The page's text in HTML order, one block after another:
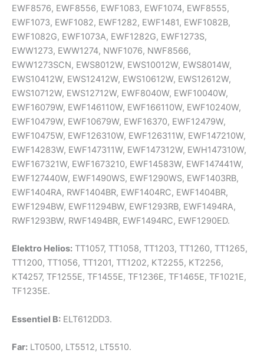
EWF8576, EWF8556, EWF1083, EWF1074, EWF8555,
EWF1073, EWF1082, EWF1282, EWF1481, EWF1082B,
EWF1082G, EWF1073A, EWF1282G, EWF1273S,
EWW1273, EWW1274, NWF1076, NWF8566,
EWW1273SCN, EWS8012W, EWS10012W, EWS8014W,
EWS10412W, EWS12412W, EWS10612W, EWS12612W,
EWS10712W, EWS12712W, EWF8040W, EWF10040W,
EWF16079W, EWF146110W, EWF166110W, EWF10240W,
EWF10479W, EWF10679W, EWF16370, EWF12479W,
EWF10475W, EWF126310W, EWF126311W, EWF147210W,
EWF14283W, EWF147311W, EWF147312W, EWH147310W,
EWF167321W, EWF1673210, EWF14583W, EWF147441W,
EWF127440W, EWF1490WS, EWF1290WS, EWF1403RB,
EWF1404RA, RWF1404BR, EWF1404RC, EWF1404BR,
EWF1294BW, EWF11294BW, EWF1293RB, EWF1494RA,
RWF1293BW, RWF1494BR, EWF1494RC, EWF1290ED.
Elektro Helios: TT1057, TT1058, TT1203, TT1260, TT1265,
TT1200, TT1056, TT1201, TT1202, KT2255, KT2256,
KT4257, TF1255E, TF1455E, TF1236E, TF1465E, TF1021E,
TF1235E.
Essentiel B: ELT612DD3.
Far: LT0500, LT5512, LT5510.